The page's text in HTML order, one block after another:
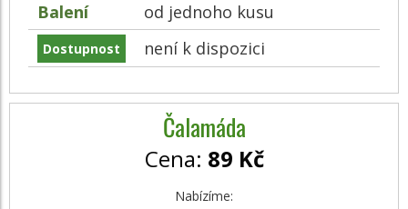
Balení od jednoho kusu
Dostupnost není k dispozici
Čalamáda
Cena: 89 Kč
Nabízíme: